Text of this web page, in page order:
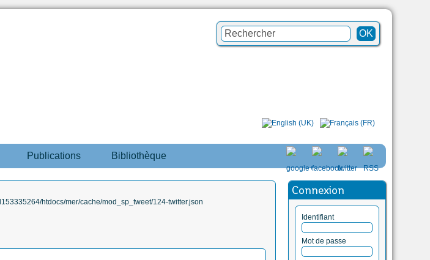
Publications Bibliothèque
Connexion
Identifiant
Mot de passe
htdocs/mer/cache/mod_sp_tweet/124-twitter.json